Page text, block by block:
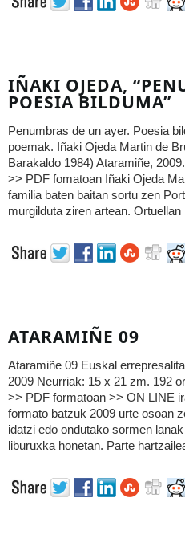
IÑAKI OJEDA,
POESIA BILDUMA”
Penumbras de un ayer. Poesia
poemak. Iñaki Ojeda Martin de
Barakaldo 1984) Ataramiñe,
>> PDF fomatoan Iñaki Ojeda
familia baten baitan sortu zen
murgilduta ziren artean.
ATARAMIÑE 09
Ataramiñe 09 Euskal
2009 Neurriak: 15 x 21 zm. 192
>> PDF formatoan >> ON LINE
formato batzuk 2009 urte osoan
idatzi edo ondutako sormen
liburuxka honetan. Parte